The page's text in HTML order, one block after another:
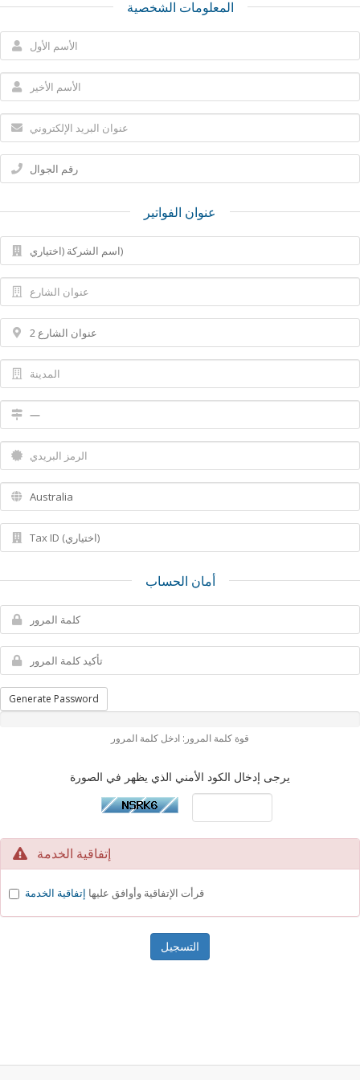
المعلومات الشخصية
عنوان الفواتير
أمان الحساب
Generate Password
قوة كلمة المرور: ادخل كلمة المرور
يرجى إدخال الكود الأمني الذي يظهر في الصورة
إتفاقية الخدمة
قرأت الإتفاقية وأوافق عليها إتفاقية الخدمة